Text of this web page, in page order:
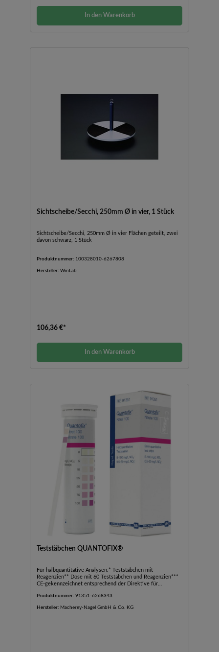
In den Warenkorb
Sichtscheibe/Secchi, 250mm Ø in vier, 1 Stück
Sichtscheibe/Secchi, 250mm Ø in vier Flächen geteilt, zwei
davon schwarz, 1 Stück
Produktnummer: 100328010-6267808
Hersteller: WinLab
106,36 €*
In den Warenkorb
Teststäbchen QUANTOFIX®
Für halbquantitative Analysen.* Teststäbchen mit
Reagenzien** Dose mit 60 Teststäbchen und Reagenzien***
CE-gekennzeichnet entsprechend der Direktive für
Produktnummer: 91351-6268343
Hersteller: Macherey-Nagel GmbH & Co. KG